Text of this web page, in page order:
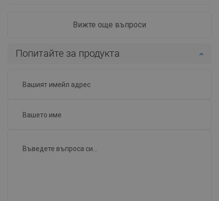
Вижте още въпроси
Попитайте за продукта